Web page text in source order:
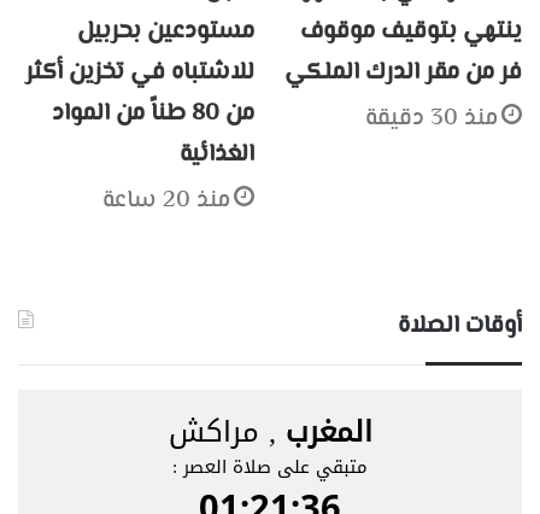
ينتهي بتوقيف موقوف
فر من مقر الدرك الملكي
منذ 30 دقيقة
مستودعين بحربيل
للاشتباه في تخزين أكثر
من 80 طناً من المواد
الغذائية
منذ 20 ساعة
أوقات الصلاة